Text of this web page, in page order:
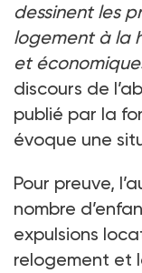
dessinent les
logement à la
et
discours de
publié par la
évoque une
Pour preuve,
nombre
expulsions
relogement et